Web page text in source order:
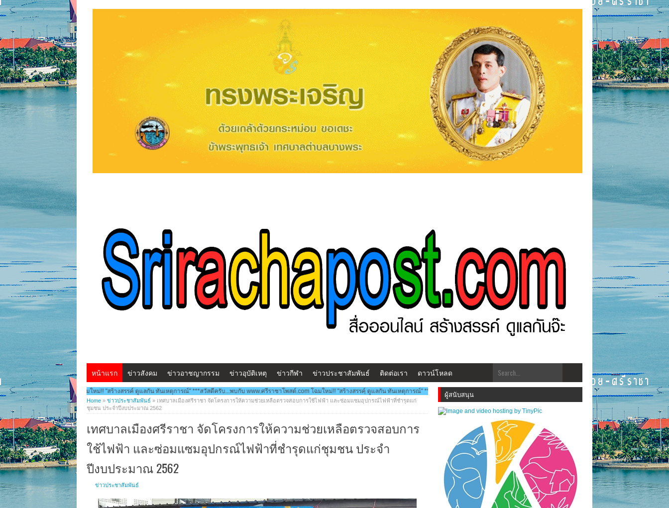
หน้าแรก ข่าวสังคม ข่าวอาชญากรรม ข่าวอุบัติเหตุ ข่าวกีฬา ข่าวประชาสัมพันธ์ ติดต่อเรา ดาวน์โหลด
าโพสต์.com โฉมใหม่!! "สร้างสรรค์ ดูแลกัน ทันเหตุการณ์" ***สวัสดีครับ...พบกับ www.ศรีราชาโพสต์.com โฉมใหม่!! "สร้างสรรคฺ์ ดูแลกัน ทันเหตุการณ์" ***ประชาสัมพันธ์ข่าวสารส่งมาได้ที่ kk.udomsuk@gmail.com
Home » ข่าวประชาสัมพันธ์ » เทศบาลเมืองศรีราชา จัดโครงการให้ความช่วยเหลือตรวจสอบการใช้ไฟฟ้า และซ่อมแซมอุปกรณ์ไฟฟ้าที่ชำรุดแก่
ชุมชน ประจำปีงบประมาณ 2562
เทศบาลเมืองศรีราชา จัดโครงการให้ความช่วยเหลือตรวจสอบการ
ใช้ไฟฟ้า และซ่อมแซมอุปกรณ์ไฟฟ้าที่ชำรุดแก่ชุมชน ประจำ
ปีงบประมาณ 2562
ข่าวประชาสัมพันธ์
ผู้สนับสนุน